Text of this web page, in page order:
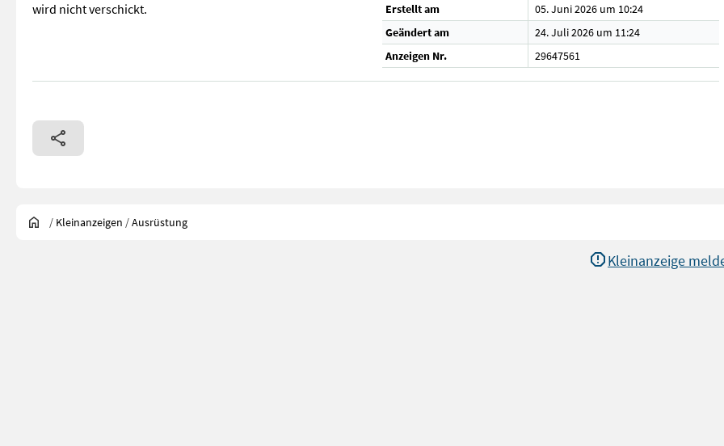
wird nicht verschickt.
Erstellt am
05. Juni 2026 um 10:24
Geändert am
24. Juli 2026 um 11:24
Anzeigen Nr.
29647561
/ Kleinanzeigen /Ausrüstung
Kleinanzeige